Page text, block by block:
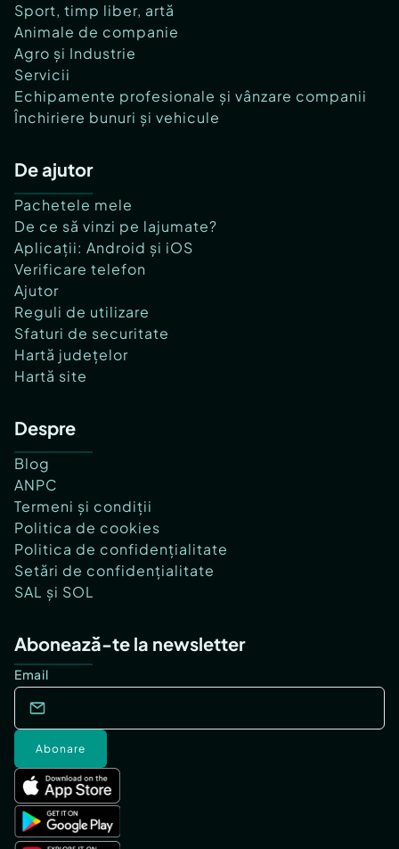
Sport, timp liber, artă
Animale de companie
Agro și Industrie
Servicii
Echipamente profesionale și vânzare companii
Închiriere bunuri și vehicule
De ajutor
Pachetele mele
De ce să vinzi pe lajumate?
Aplicații: Android și iOS
Verificare telefon
Ajutor
Reguli de utilizare
Sfaturi de securitate
Hartă județelor
Hartă site
Despre
Blog
ANPC
Termeni și condiții
Politica de cookies
Politica de confidențialitate
Setări de confidențialitate
SAL și SOL
Abonează-te la newsletter
Email
Abonare